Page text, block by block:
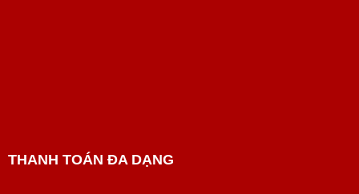
THANH TOÁN ĐA DẠNG